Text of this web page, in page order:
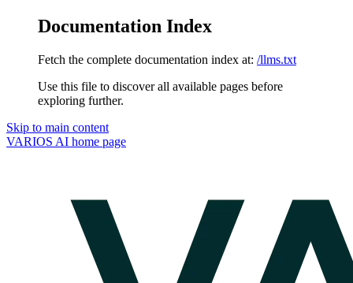
Documentation Index
Fetch the complete documentation index at: /llms.txt
Use this file to discover all available pages before
exploring further.
Skip to main content
VARIOS AI home page